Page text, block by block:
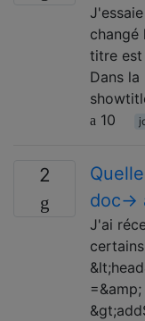
changé
titre est
Dans la
10
2
doc->
J'ai